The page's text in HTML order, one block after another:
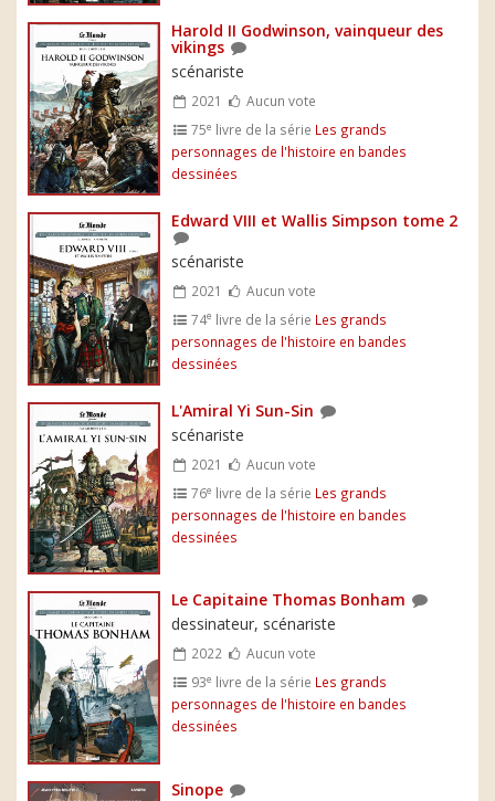
Harold II Godwinson, vainqueur des
vikings
scénariste
2021
Aucun vote
75e livre de la série Les grands
personnages de l'histoire en bandes
dessinées
Edward VIII et Wallis Simpson tome 2
scénariste
2021
Aucun vote
74e livre de la série Les grands
personnages de l'histoire en bandes
dessinées
L'Amiral Yi Sun-Sin
scénariste
2021
Aucun vote
76e livre de la série Les grands
personnages de l'histoire en bandes
dessinées
Le Capitaine Thomas Bonham
dessinateur, scénariste
2022
Aucun vote
93e livre de la série Les grands
personnages de l'histoire en bandes
dessinées
Sinope